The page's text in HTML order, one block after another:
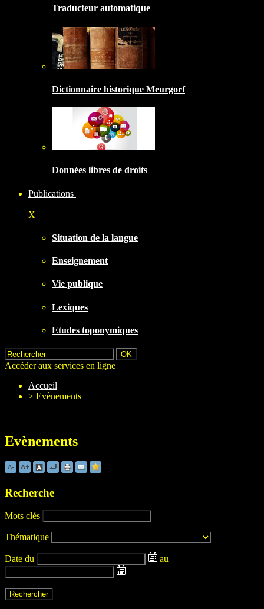
Traducteur automatique
Dictionnaire historique Meurgorf
Données libres de droits
Publications
X
Situation de la langue
Enseignement
Vie publique
Lexiques
Etudes toponymiques
Accéder aux services en ligne
Accueil
> Evènements
Evènements
Recherche
Mots clés
Thématique
Date du au